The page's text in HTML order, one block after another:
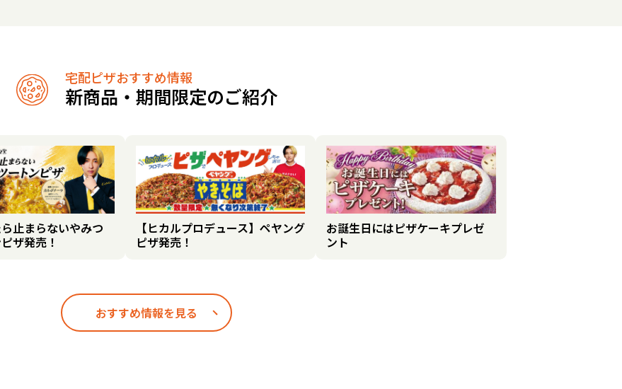
宅配ピザおすすめ情報
新商品・期間限定のご紹介
止まらないやみつ
ザ発売！
【ヒカルプロデュース】ペヤング
ピザ発売！
お誕生日にはピザケーキプレゼ
ント
おすすめ情報を見る